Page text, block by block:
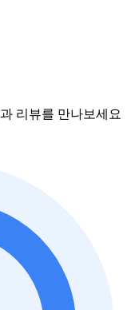
리뷰를 만나보세요